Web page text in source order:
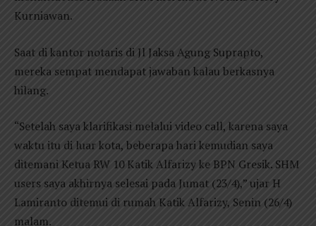
Kurniawan.
Saat di kantor notaris di Jl Jaksa Agung Suprapto,
mereka sempat mendapat jawaban kalau berkasnya
hilang.
“Setelah saya klarifikasi melalui video call, karena saya
waktu itu di luar kota, beberapa hari kemudian saya
ditemani Ketua RW 10 Katik Alfarizy ke BPN Gresik. SHM
users saya akhirnya selesai pada Jumat (23/4),” ujar H
Lamiranto ditemui di rumah Katik Alfarizy, Senin (26/4)
malam.